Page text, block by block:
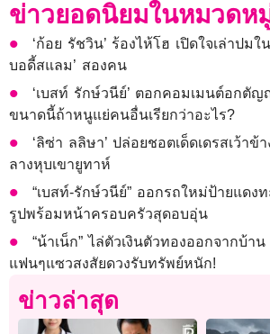
ข่าวยอดนิยมในหมวดห
‘ก้อย รัชวิน’ ร้องไห้โฮ เปิดใจเล่าปม
บอดี้สแลม’ สองคน
‘เบสท์ รักษ์วนีย์’ ตอกคอมเมนต์อกตั
ขนาดนี้ถ้าหนูแย่คนอื่นเรียกว่าอะไร?
‘ลิซ่า ลลิษา’ ปล่อยชอตเด็ดเดรสเว้าข้
ลางหุบเขายูทาห์
“เบสท์-รักษ์วนีย์” ออกรถใหม่ป้ายแดง
รูปพร้อมหน้าครอบครัวสุดอบอุ่น
“น้าเน็ก” ไล่ตัวเงินตัวทองออกจากบ้า
แฟนๆแซวสงสัยดวงรับทรัพย์หนัก!
ข่าวล่าสุด